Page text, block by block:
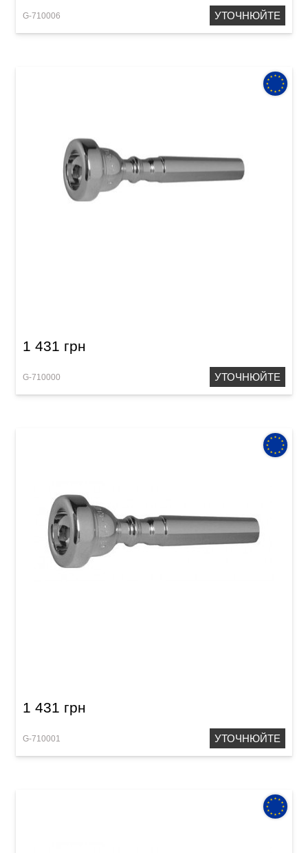
G-710006 УТОЧНЮЙТЕ
1 431 грн
G-710000 УТОЧНЮЙТЕ
1 431 грн
G-710001 УТОЧНЮЙТЕ